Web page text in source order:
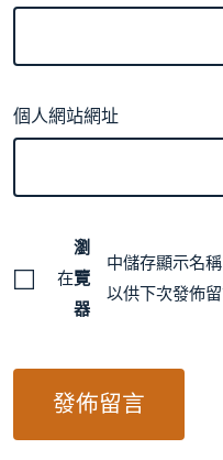
個人網站網址
在
瀏
覽
器
中儲存顯示名
以供下次發佈